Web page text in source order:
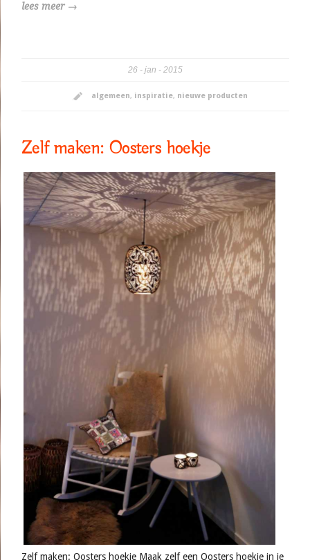
lees meer →
26 jan 2015
algemeen, inspiratie, nieuwe producten
Zelf maken: Oosters hoekje
Zelf maken: Oosters hoekje Maak zelf een Oosters hoekje in je